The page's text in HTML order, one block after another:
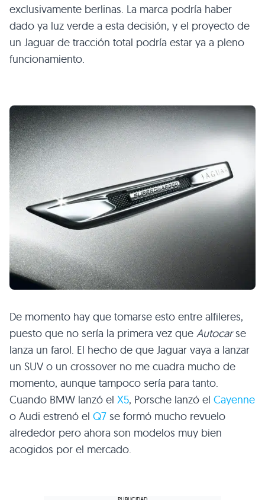
exclusivamente berlinas. La marca podría haber
dado ya luz verde a esta decisión, y el proyecto de
un Jaguar de tracción total podría estar ya a pleno
funcionamiento.
De momento hay que tomarse esto entre alfileres,
puesto que no sería la primera vez que Autocarse
lanza un farol. El hecho de que Jaguar vaya a lanzar
un SUVo un crossover no me cuadra mucho de
momento, aunque tampoco sería para tanto.
Cuando BMW lanzó el X5, Porsche lanzó el Cayenne
o Audi estrenó el Q7 se formó mucho revuelo
alrededor pero ahora son modelos muy bien
acogidos por el mercado.